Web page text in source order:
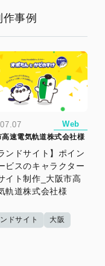
事例
Web
高速電気軌道株式会社様
ンドサイト】ポイン
ビスのキャラクター
イト制作_大阪市高
軌道株式会社様
ドサイト 大阪